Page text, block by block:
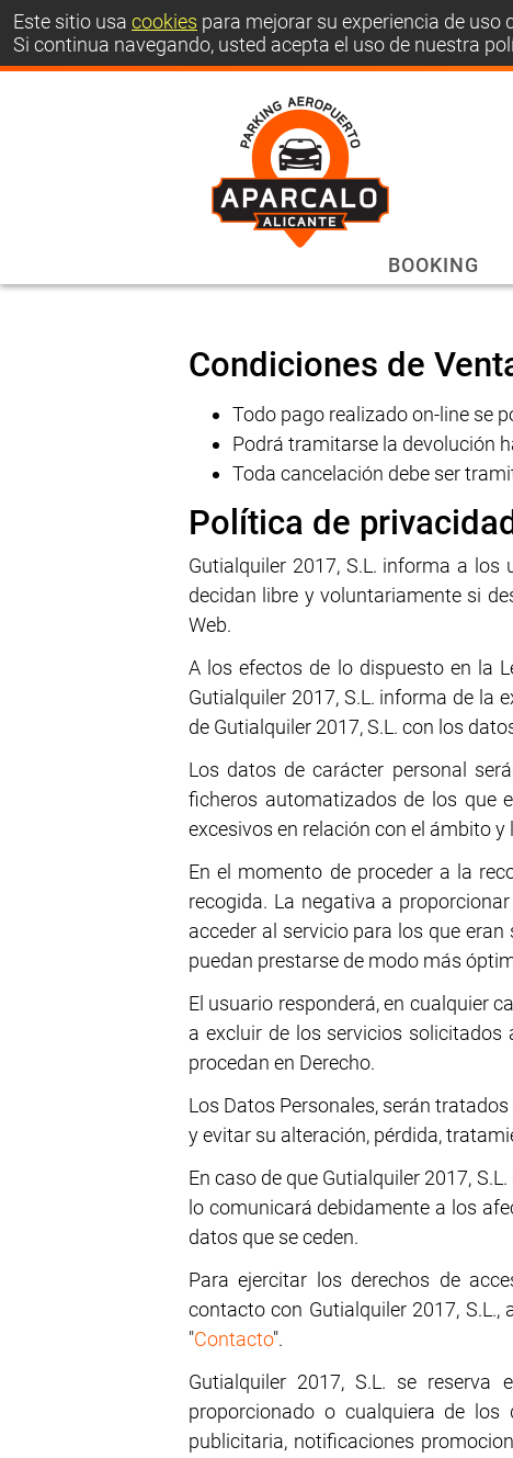
Este sitio usa cookies para mejorar su experiencia de uso
Si continua navegando, usted acepta el uso de nuestra
BOOKING
Condiciones de
Todo pago realizado on-line se
Podrá tramitarse la devolución
Toda cancelación debe ser
Política de privacidad
Gutialquiler 2017, S.L. informa a
decidan libre y voluntariamente si
Web.
A los efectos de lo dispuesto en la
Gutialquiler 2017, S.L. informa de la
de Gutialquiler 2017, S.L. con los
Los datos de carácter personal
ficheros automatizados de los que
excesivos en relación con el ámbito
En el momento de proceder a la
recogida. La negativa a
acceder al servicio para los que
puedan prestarse de modo más
El usuario responderá, en cualquier
a excluir de los servicios
procedan en Derecho.
Los Datos Personales, serán
y evitar su alteración, pérdida,
En caso de que Gutialquiler 2017,
lo comunicará debidamente a los
datos que se ceden.
Para ejercitar los derechos de
contacto con Gutialquiler 2017,
"Contacto".
Gutialquiler 2017, S.L. se
proporcionado o cualquiera de
publicitaria, notificaciones